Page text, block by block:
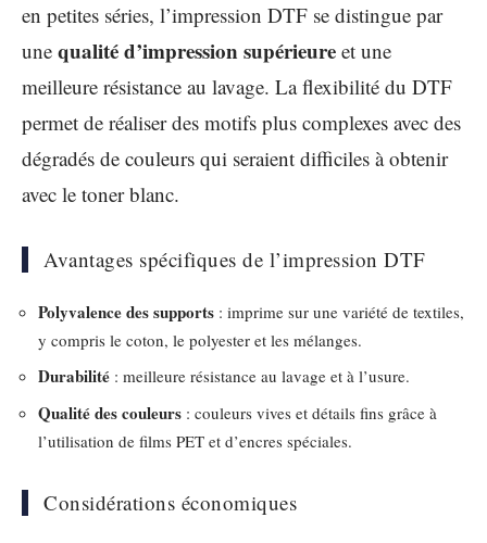
en petites séries, l’impression DTF se distingue par
une qualité d’impression supérieure et une
meilleure résistance au lavage. La flexibilité du DTF
permet de réaliser des motifs plus complexes avec des
dégradés de couleurs qui seraient difficiles à obtenir
avec le toner blanc.
Avantages spécifiques de l’impression DTF
Polyvalence des supports : imprime sur une variété de textiles,
y compris le coton, le polyester et les mélanges.
Durabilité : meilleure résistance au lavage et à l’usure.
Qualité des couleurs : couleurs vives et détails fins grâce à
l’utilisation de films PET et d’encres spéciales.
Considérations économiques